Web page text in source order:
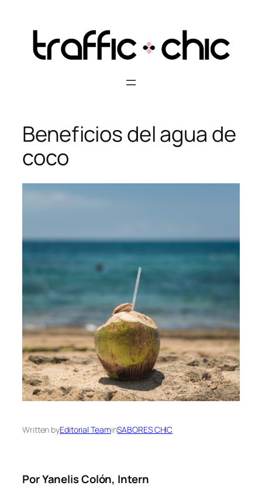
content
Beneficios del agua de
coco
Written byEditorial TeaminSABORES CHIC
Por Yanelis Colón, Intern